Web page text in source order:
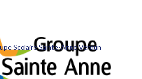
Scolaire Sainte-Anne Verdun